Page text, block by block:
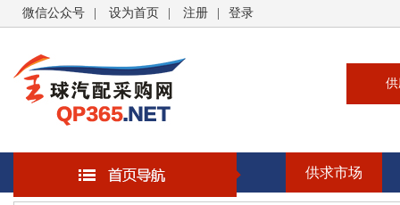
微信公众号 设为首页 注册 登录
供求市场